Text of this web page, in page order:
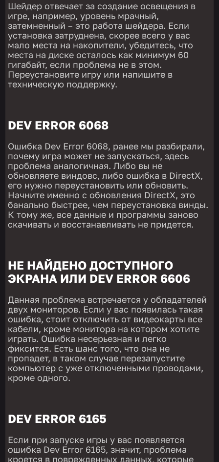
Шейдер отвечает за создание освещения в
игре, например, уровень мрачный,
затемненный – это работа шейдера. Если
установка затруднена, скорее всего у вас
мало места на накопители, убедитесь, что
места на диске осталось как минимум 60
гигабайт, если проблема не в этом.
Переустановите игру или напишите в
техническую поддержку.
DEV ERROR 6068
Ошибка Dev Error 6068, ранее мы разбирали,
почему игра может не запускаться, здесь
проблема аналогичная. Либо вы не
обновляете виндовс, либо ошибка в DirectX,
его нужно переустановить или обновить.
Начните именно с обновления DirectX, это
банально быстрее, чем переустановка винды.
К тому же, все данные и программы заново
скачивать и восстанавливать не придется.
НЕ НАЙДЕНО ДОСТУПНОГО
ЭКРАНА ИЛИ DEV ERROR 6606
Данная проблема встречается у обладателей
двух мониторов. Если у вас появилась такая
ошибка, стоит отключить от видеокарты все
кабели, кроме монитора на котором хотите
играть. Ошибка несерьезная и легко
фиксится. Есть шанс того, что она не
пропадет, в таком случае перезапустите
компьютер с уже отключенными проводами,
кроме одного.
DEV ERROR 6165
Если при запуске игры у вас появляется
ошибка Dev Error 6165, значит, проблема
кроется в поврежденных данных, которые